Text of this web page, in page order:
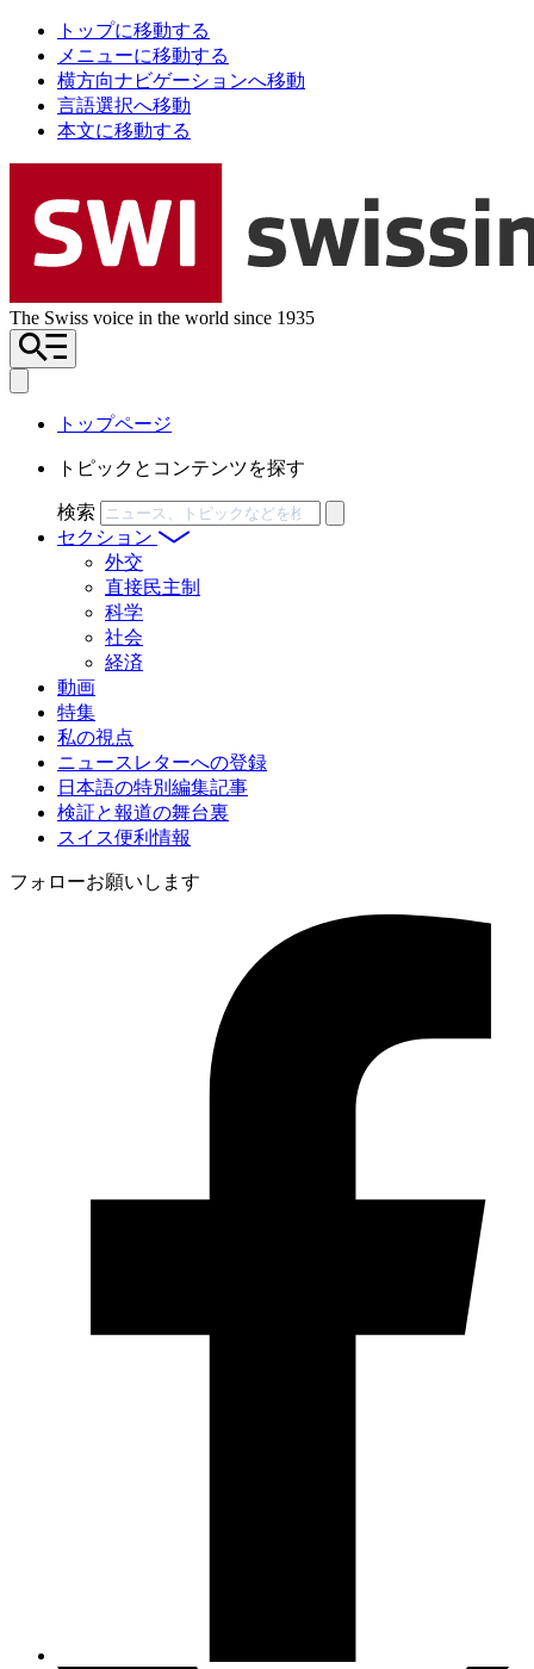
トップに移動する
メニューに移動する
横方向ナビゲーションへ移動
言語選択へ移動
本文に移動する
The Swiss voice in the world since 1935
トップページ
トピックとコンテンツを探す
検索
セクション
外交
直接民主制
科学
社会
経済
動画
特集
私の視点
ニュースレターへの登録
日本語の特別編集記事
検証と報道の舞台裏
スイス便利情報
フォローお願いします